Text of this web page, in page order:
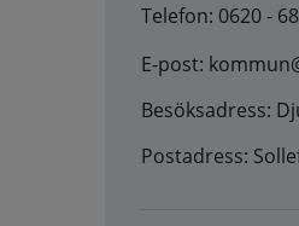
Telefon: 0620 -
E-post:
Besöksadress:
Postadress: